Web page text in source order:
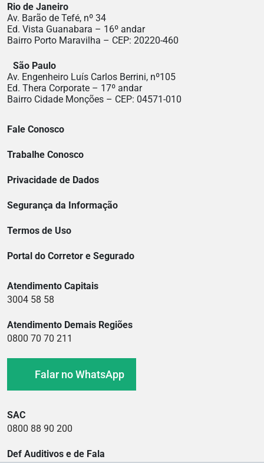
Rio de Janeiro
Av. Barão de Tefé, nº 34
Ed. Vista Guanabara – 16º andar
Bairro Porto Maravilha – CEP: 20220-460
São Paulo
Av. Engenheiro Luís Carlos Berrini, nº105
Ed. Thera Corporate – 17º andar
Bairro Cidade Monções – CEP: 04571-010
Fale Conosco
Trabalhe Conosco
Privacidade de Dados
Segurança da Informação
Termos de Uso
Portal do Corretor e Segurado
Atendimento Capitais
3004 58 58
Atendimento Demais Regiões
0800 70 70 211
Falar no WhatsApp
SAC
0800 88 90 200
Def Auditivos e de Fala